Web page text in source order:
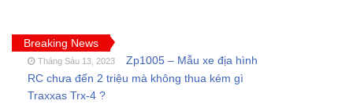
Breaking News
Tháng Sáu 13, 2023
Zp1005 – Mẫu xe địa hình
RC chưa đến 2 triệu mà không thua kém gì
Traxxas Trx-4 ?